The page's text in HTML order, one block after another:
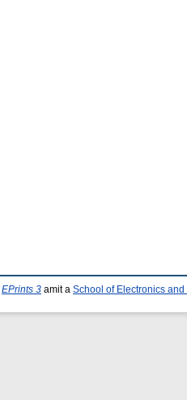
EPrints 3 amit a School of Electronics